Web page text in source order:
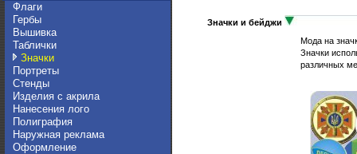
Флаги
Гербы
Вышивка
Таблички
Значки
Портреты
Стенды
Изделия с акрила
Нанесения лого
Полиграфия
Наружная реклама
Оформление
Значки и бейджи
Мода на
Значки
различных